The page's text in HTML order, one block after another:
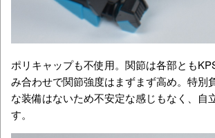
ポリキャップも不使用。関節は各部とも
み合わせで関節強度はまずまず高め。特別
な装備はないため不安定な感じもなく、自
す。